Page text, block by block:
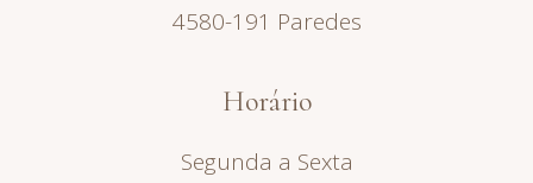
4580-191 Paredes
Horário
Segunda a Sexta